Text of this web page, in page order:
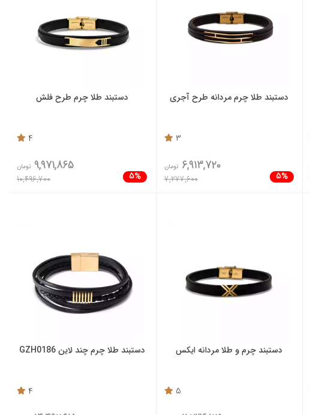
دستبند طلا چرم مردانه طرح آجری
3
5%
6,913,720 تومان
7,277,600
دستبند طلا چرم طرح فلش
4
5%
9,971,865 تومان
10,496,700
دستبند چرم و طلا مردانه ایکس
5
دستبند طلا چرم چند لاین GZH0186
4